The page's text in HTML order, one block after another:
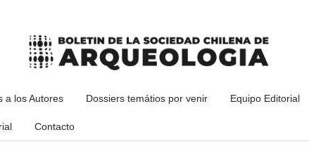
a los Autores Dossiers temátios por venir Equipo Editorial
Contacto